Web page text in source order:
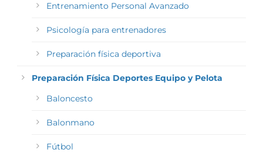
Entrenamiento Personal Avanzado
Psicología para entrenadores
Preparación física deportiva
Preparación Física Deportes Equipo y Pelota
Baloncesto
Balonmano
Fútbol